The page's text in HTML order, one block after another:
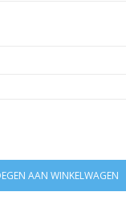
AAN WINKELWAGEN